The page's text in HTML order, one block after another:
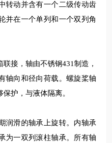
转动并含有一个二级传动齿
并在一个单列和一个双列角
接，轴由不锈钢431制造，
轴向和径向荷载。螺旋桨轴
保护，与液体隔离。
润滑的轴承上旋转。内轴承
为一双列滚柱轴承。所有轴